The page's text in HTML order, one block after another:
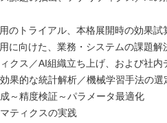
のトライアル、本格展開時の効果試
に向けた、業務・システムの課題
クス／AI組織立ち上げ、および社
果的な統計解析／機械学習手法の選
～精度検証～パラメータ最適化
ティクスの実践